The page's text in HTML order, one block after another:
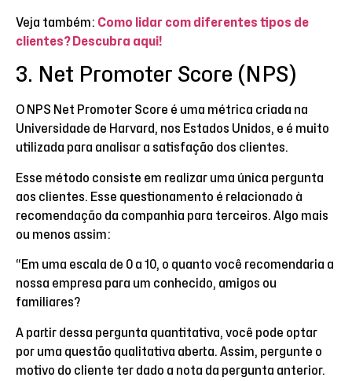
Veja também: Como lidar com diferentes tipos de
clientes? Descubra aqui!
3. Net Promoter Score (NPS)
O NPS Net Promoter Score é uma métrica criada na
Universidade de Harvard, nos Estados Unidos, e é muito
utilizada para analisar a satisfação dos clientes.
Esse método consiste em realizar uma única pergunta
aos clientes. Esse questionamento é relacionado à
recomendação da companhia para terceiros. Algo mais
ou menos assim:
“Em uma escala de 0 a 10, o quanto você recomendaria a
nossa empresa para um conhecido, amigos ou
familiares?
A partir dessa pergunta quantitativa, você pode optar
por uma questão qualitativa aberta. Assim, pergunte o
motivo do cliente ter dado a nota da pergunta anterior.